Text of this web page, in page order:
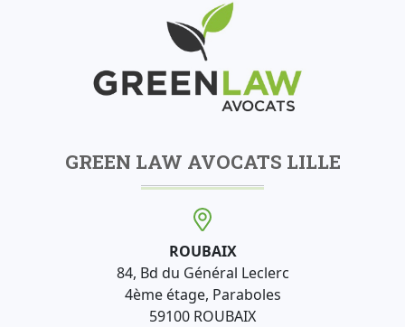
GREEN LAW AVOCATS LILLE
ROUBAIX
84, Bd du Général Leclerc
4ème étage, Paraboles
59100 ROUBAIX